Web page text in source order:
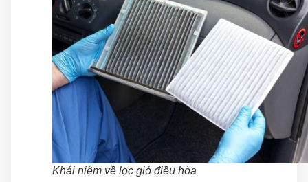
Khái niệm về lọc gió điều hòa